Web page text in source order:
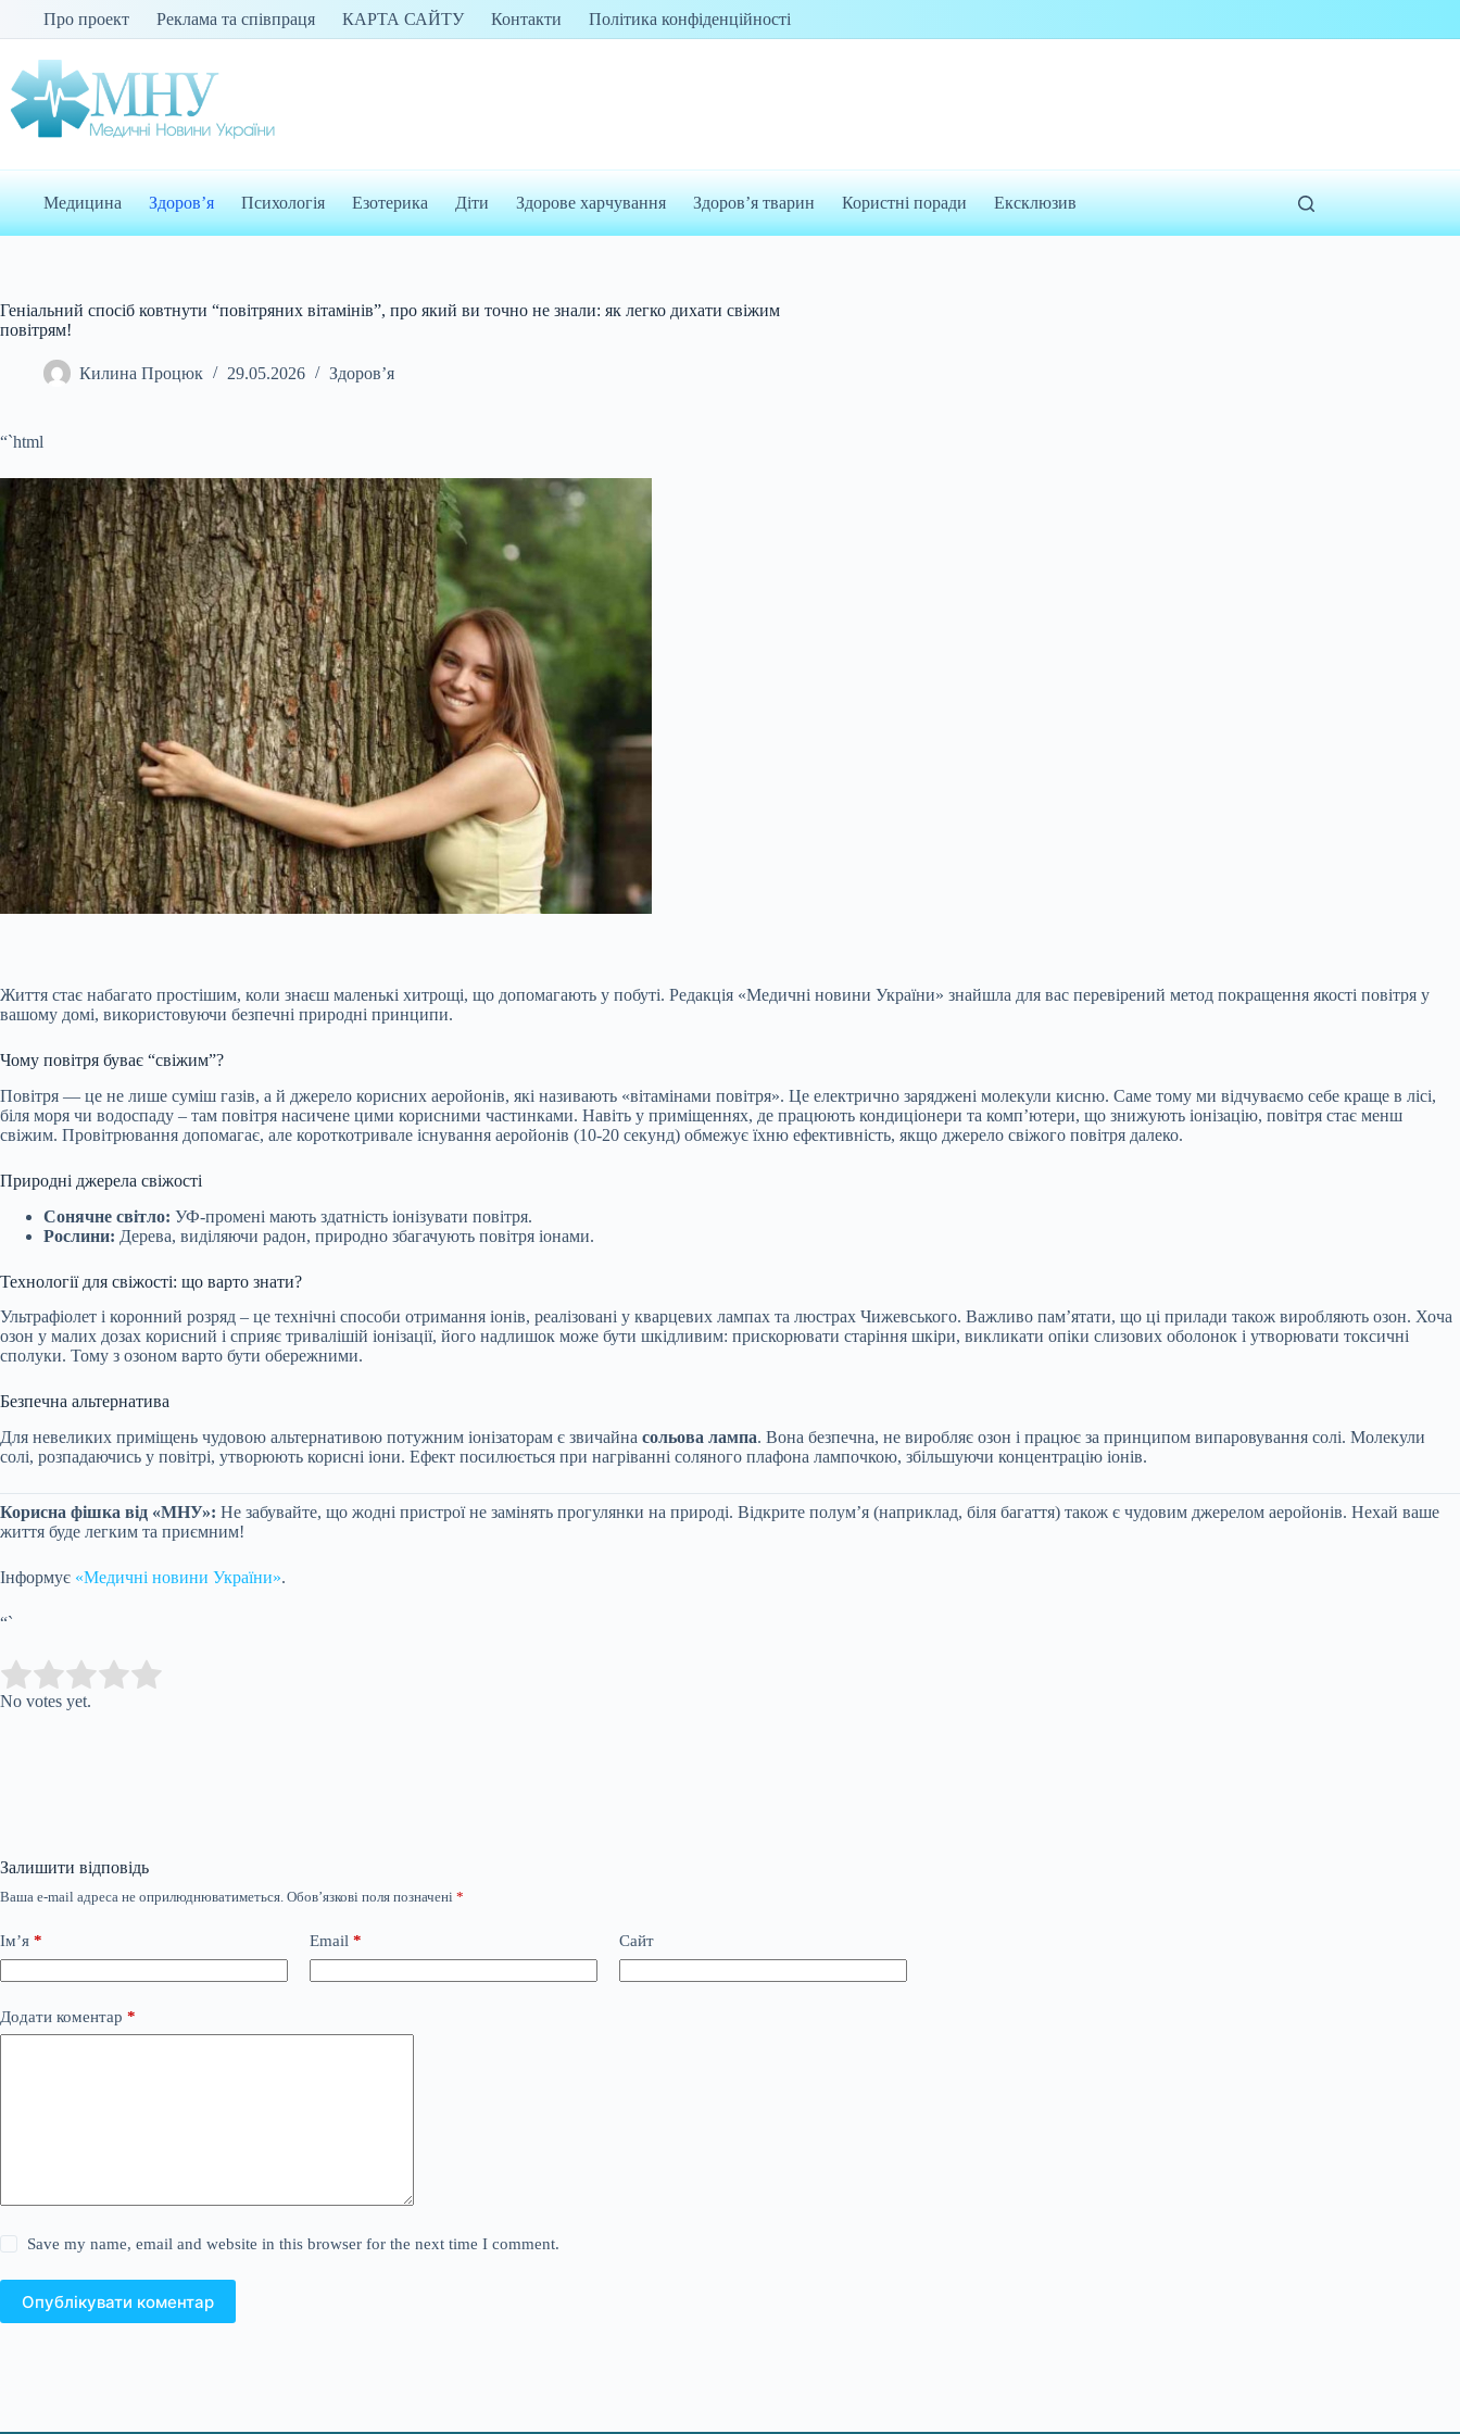
Про проект Реклама та співпраця КАРТА САЙТУ Контакти Політика конфіденційності
Медицина Здоров’я Психологія Езотерика Діти Здорове харчування Здоров’я тварин Користні поради Ексклюзив
Геніальний спосіб ковтнути “повітряних вітамінів”, про який ви точно не знали: як легко дихати свіжим
повітрям!
Килина Процюк 29.05.2026 Здоров’я
“`html
Життя стає набагато простішим, коли знаєш маленькі хитрощі, що допомагають у побуті. Редакція «Медичні новини України» знайшла для вас перевірений метод покращення якості повітря у
вашому домі, використовуючи безпечні природні принципи.
Чому повітря буває “свіжим”?
Повітря — це не лише суміш газів, а й джерело корисних аеройонів, які називають «вітамінами повітря». Це електрично заряджені молекули кисню. Саме тому ми відчуваємо себе краще в лісі,
біля моря чи водоспаду – там повітря насичене цими корисними частинками. Навіть у приміщеннях, де працюють кондиціонери та комп’ютери, що знижують іонізацію, повітря стає менш
свіжим. Провітрювання допомагає, але короткотривале існування аеройонів (10-20 секунд) обмежує їхню ефективність, якщо джерело свіжого повітря далеко.
Природні джерела свіжості
Сонячне світло: УФ-промені мають здатність іонізувати повітря.
Рослини: Дерева, виділяючи радон, природно збагачують повітря іонами.
Технології для свіжості: що варто знати?
Ультрафіолет і коронний розряд – це технічні способи отримання іонів, реалізовані у кварцевих лампах та люстрах Чижевського. Важливо пам’ятати, що ці прилади також виробляють озон. Хоча
озон у малих дозах корисний і сприяє тривалішій іонізації, його надлишок може бути шкідливим: прискорювати старіння шкіри, викликати опіки слизових оболонок і утворювати токсичні
сполуки. Тому з озоном варто бути обережними.
Безпечна альтернатива
Для невеликих приміщень чудовою альтернативою потужним іонізаторам є звичайна сольова лампа. Вона безпечна, не виробляє озон і працює за принципом випаровування солі. Молекули
солі, розпадаючись у повітрі, утворюють корисні іони. Ефект посилюється при нагріванні соляного плафона лампочкою, збільшуючи концентрацію іонів.
Корисна фішка від «МНУ»: Не забувайте, що жодні пристрої не замінять прогулянки на природі. Відкрите полум’я (наприклад, біля багаття) також є чудовим джерелом аеройонів. Нехай ваше
життя буде легким та приємним!
Інформує «Медичні новини України».
“`
Rate this item:
No votes yet.
Залишити відповідь
Ваша e-mail адреса не оприлюднюватиметься. Обов’язкові поля позначені *
Ім’я * Email * Сайт
Додати коментар *
Save my name, email and website in this browser for the next time I comment.
Опублікувати коментар